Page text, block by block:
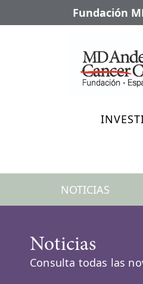
Fundación
NOTICIAS
Noticias
Consulta todas las